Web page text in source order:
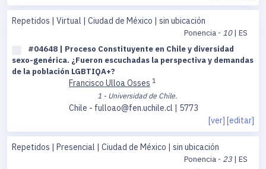
Repetidos | Virtual | Ciudad de México | sin ubicación
Ponencia - 10| ES
#04648 | Proceso Constituyente en Chile y diversidad
sexo-genérica. ¿Fueron escuchadas la perspectiva y demandas
de la población LGBTIQA+?
Francisco Ulloa Osses 1
1 - Universidad de Chile.
Chile - fulloao@fen.uchile.cl | 5773
[ver] [editar]
Repetidos | Presencial | Ciudad de México | sin ubicación
Ponencia - 23| ES